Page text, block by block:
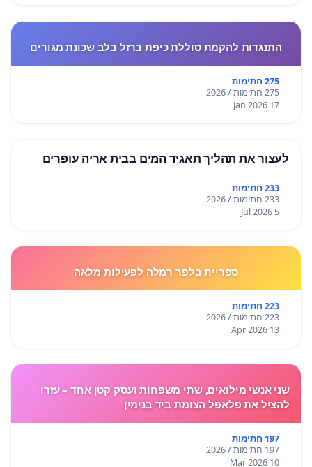
התנגדות להקמת סוללת כיפת ברזל בלב שכונת מגורים
275 חתימות
275 חתימות / 2026
17 Jan 2026
לעצור את תהליך תאגיד המים בבית אריה עופרים
233 חתימות
233 חתימות / 2026
5 Jul 2026
ספריית בלפר רמלה לפעילות מלאה
223 חתימות
223 חתימות / 2026
13 Apr 2026
שני אנשי מילואים, שתי משפחות ועסק קטן אחד – עזרו
להציל את פלאפל הצומת ביד בנימין
197 חתימות
197 חתימות / 2026
10 Mar 2026